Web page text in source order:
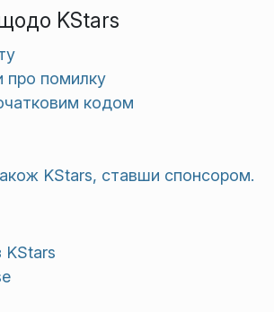
KStars
про помилку
кодом
KStars, ставши спонсором.
KStars